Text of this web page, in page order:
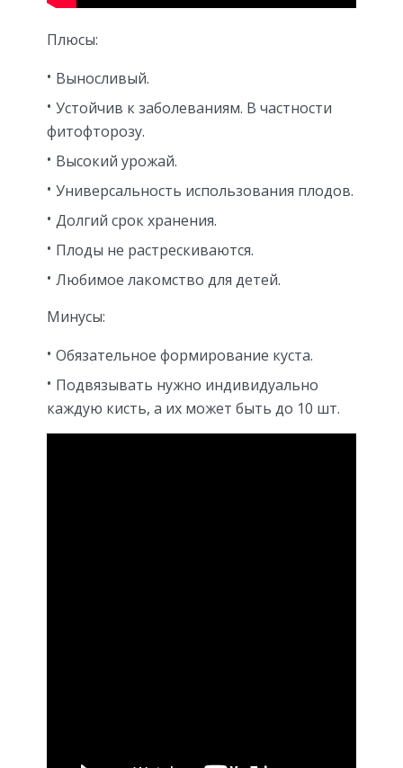
Плюсы:
Выносливый.
Устойчив к заболеваниям. В частности
фитофторозу.
Высокий урожай.
Универсальность использования плодов.
Долгий срок хранения.
Плоды не растрескиваются.
Любимое лакомство для детей.
Минусы:
Обязательное формирование куста.
Подвязывать нужно индивидуально
каждую кисть, а их может быть до 10 шт.